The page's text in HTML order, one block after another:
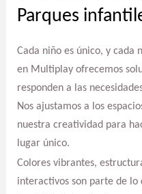
Parques
Cada niño es único, y cada
en Multiplay ofrecemos
responden a las
Nos ajustamos a los
nuestra creatividad para
lugar único.
Colores vibrantes,
interactivos son parte de lo